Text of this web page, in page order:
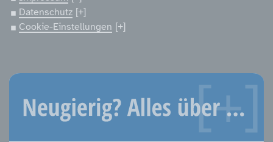
Datenschutz
Cookie-Einstellungen